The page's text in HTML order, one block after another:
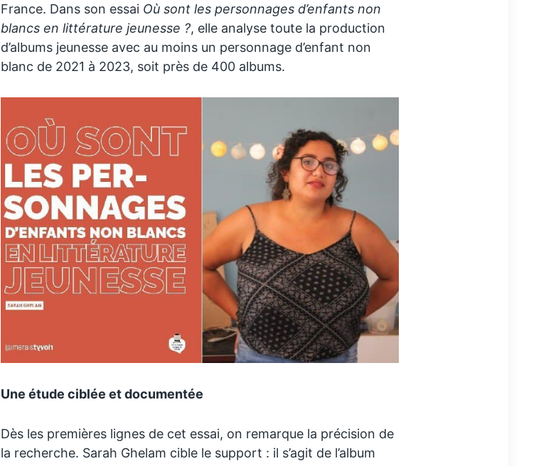
France. Dans son essai Où sont les personnages d’enfants non
blancs en littérature jeunesse ?, elle analyse toute la production
d’albums jeunesse avec au moins un personnage d’enfant non
blanc de 2021 à 2023, soit près de 400 albums.
Une étude ciblée et documentée
Dès les premières lignes de cet essai, on remarque la précision de
la recherche. Sarah Ghelam cible le support : il s’agit de l’album